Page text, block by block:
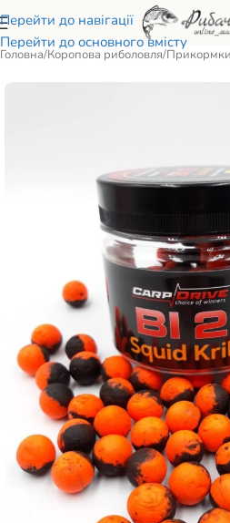
Перейти до навігації
Перейти до основного вмісту
Головна/Коропова риболовля/